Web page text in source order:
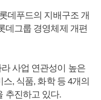
데푸드의 지배구조 개
데그룹 경영체제 개편
사업 연관성이 높은
, 식품, 화학 등 4개의
추진하고 있다.